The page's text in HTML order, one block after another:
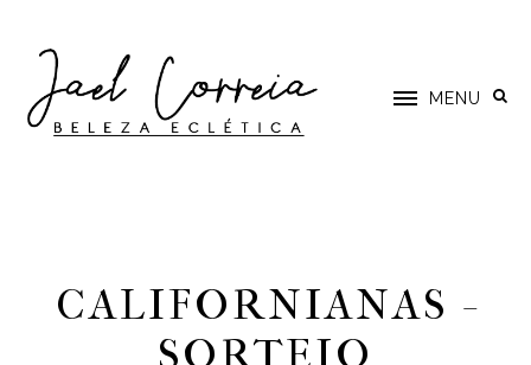
MENU
CALIFORNIANAS -
SORTEIO